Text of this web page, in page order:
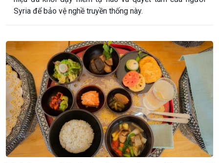
Syria để bảo vệ nghề truyền thống này.